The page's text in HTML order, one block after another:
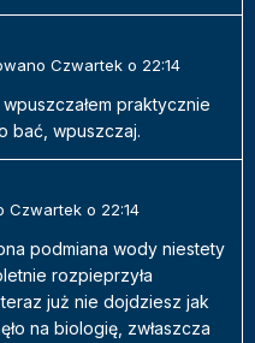
Czwartek o 22:14
praktycznie
bać, wpuszczaj.
Czwartek o 22:14
podmiana wody niestety
rozpieprzyła
już nie dojdziesz jak
na biologię, zwłaszcza